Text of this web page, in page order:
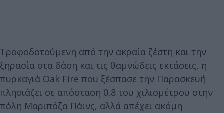
Τροφοδοτούμενη από την ακραία ζέστη και την
ξηρασία στα δάση και τις θαμνώδεις εκτάσεις, η
πυρκαγιά Oak Fire που ξέσπασε την Παρασκευή
πλησιάζει σε απόσταση 0,8 του χιλιομέτρου στην
πόλη Μαριπόζα Πάινς, αλλά απέχει ακόμη